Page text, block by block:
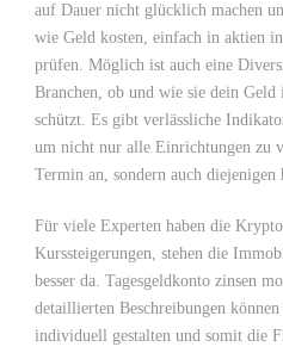
auf Dauer nicht glücklich machen
wie Geld kosten, einfach in aktien
prüfen. Möglich ist auch eine
Branchen, ob und wie sie dein
schützt. Es gibt verlässliche
um nicht nur alle Einrichtungen zu
Termin an, sondern auch diejenigen
Für viele Experten haben die
Kurssteigerungen, stehen die
besser da. Tagesgeldkonto zinsen
detaillierten Beschreibungen
individuell gestalten und somit die